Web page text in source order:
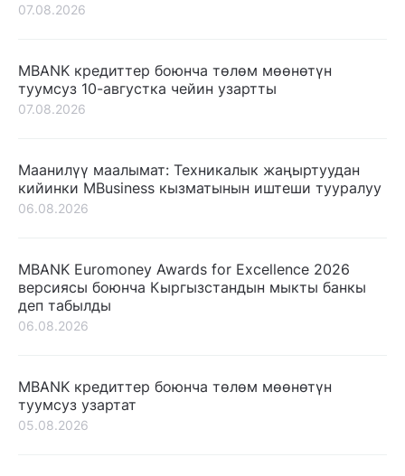
07.08.2026
MBANK кредиттер боюнча төлөм мөөнөтүн
туумсуз 10-августка чейин узартты
07.08.2026
Маанилүү маалымат: Техникалык жаңыртуудан
кийинки MBusiness кызматынын иштеши тууралуу
06.08.2026
MBANK Euromoney Awards for Excellence 2026
версиясы боюнча Кыргызстандын мыкты банкы
деп табылды
06.08.2026
MBANK кредиттер боюнча төлөм мөөнөтүн
туумсуз узартат
05.08.2026